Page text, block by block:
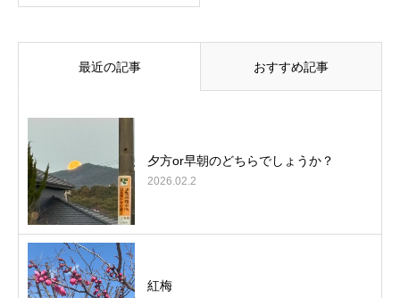
最近の記事 おすすめ記事
夕方or早朝のどちらでしょうか？
2026.02.2
紅梅